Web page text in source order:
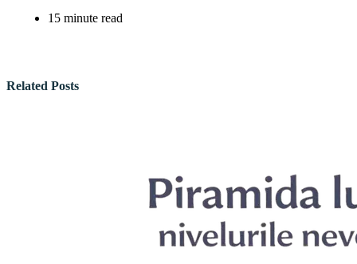
15 minute read
Related Posts